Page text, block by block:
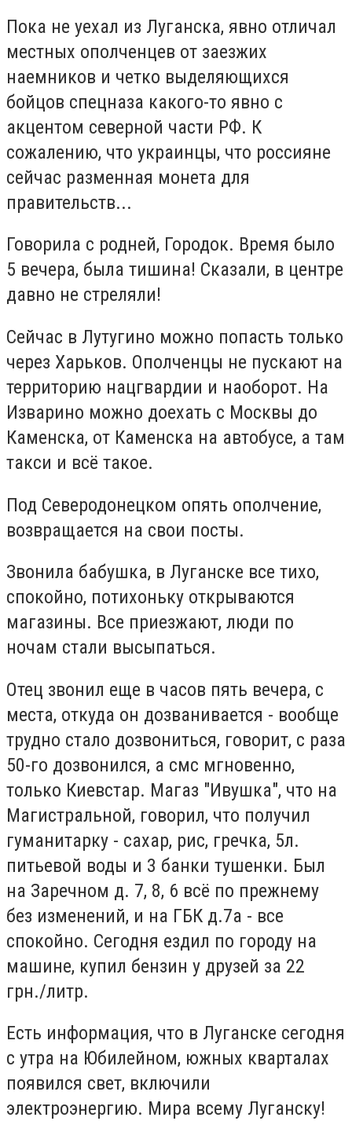
Пока не уехал из Луганска, явно отличал
местных ополченцев от заезжих
наемников и четко выделяющихся
бойцов спецназа какого-то явно с
акцентом северной части РФ. К
сожалению, что украинцы, что россияне
сейчас разменная монета для
правительств...
Говорила с родней, Городок. Время было
5 вечера, была тишина! Сказали, в центре
давно не стреляли!
Сейчас в Лутугино можно попасть только
через Харьков. Ополченцы не пускают на
территорию нацгвардии и наоборот. На
Изварино можно доехать с Москвы до
Каменска, от Каменска на автобусе, а там
такси и всё такое.
Под Северодонецком опять ополчение,
возвращается на свои посты.
Звонила бабушка, в Луганске все тихо,
спокойно, потихоньку открываются
магазины. Все приезжают, люди по
ночам стали высыпаться.
Отец звонил еще в часов пять вечера, с
места, откуда он дозванивается - вообще
трудно стало дозвониться, говорит, с раза
50-го дозвонился, а смс мгновенно,
только Киевстар. Магаз "Ивушка", что на
Магистральной, говорил, что получил
гуманитарку - сахар, рис, гречка, 5л.
питьевой воды и 3 банки тушенки. Был
на Заречном д. 7, 8, 6 всё по прежнему
без изменений, и на ГБК д.7а - все
спокойно. Сегодня ездил по городу на
машине, купил бензин у друзей за 22
грн./литр.
Есть информация, что в Луганске сегодня
с утра на Юбилейном, южных кварталах
появился свет, включили
электроэнергию. Мира всему Луганску!